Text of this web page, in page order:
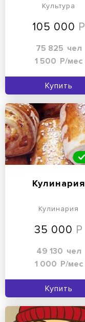
Культура
105 000
75 825 чел
1 500 Р/мес
Купить
Кулинария
Кулинария
35 000
49 130 чел
1 000 Р/мес
Купить